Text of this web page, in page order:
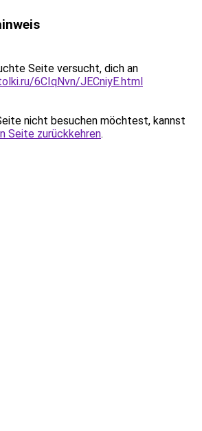
Seite versucht, dich an
6CIqNvn/JECniyE.html
nicht besuchen möchtest, kannst
Seite zurückkehren.